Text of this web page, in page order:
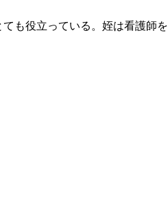
も役立っている。姪は看護師を